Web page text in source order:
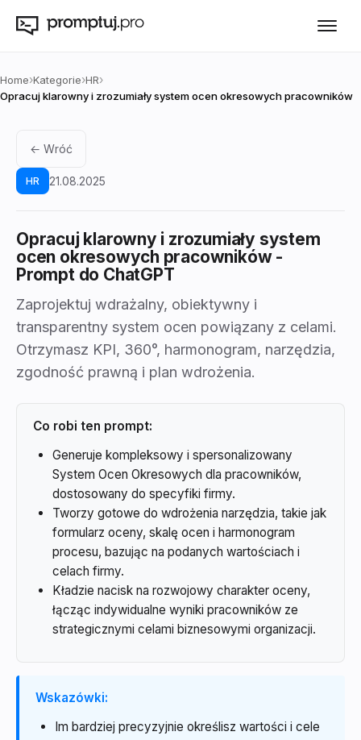
Home›Kategorie›HR›
Opracuj klarowny i zrozumiały system ocen okresowych pracowników
← Wróć
HR 21.08.2025
Opracuj klarowny i zrozumiały system
ocen okresowych pracowników-
Prompt do ChatGPT
Zaprojektuj wdrażalny, obiektywny i
transparentny system ocen powiązany z celami.
Otrzymasz KPI, 360°, harmonogram, narzędzia,
zgodność prawną i plan wdrożenia.
Co robi ten prompt:
Generuje kompleksowy i spersonalizowany
System Ocen Okresowych dla pracowników,
dostosowany do specyfiki firmy.
Tworzy gotowe do wdrożenia narzędzia, takie jak
formularz oceny, skalę ocen i harmonogram
procesu, bazując na podanych wartościach i
celach firmy.
Kładzie nacisk na rozwojowy charakter oceny,
łącząc indywidualne wyniki pracowników ze
strategicznymi celami biznesowymi organizacji.
Wskazówki:
Im bardziej precyzyjnie określisz wartości i cele